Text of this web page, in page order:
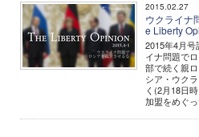
2015.02.27
ウクライナ
e Liberty
2015年4月
イナ問題で
部で続く親
シア・ウク
く(2月18日
加盟をめぐ